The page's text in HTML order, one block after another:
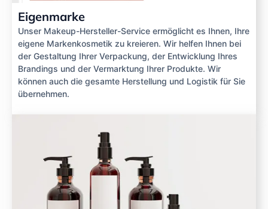
Eigenmarke
Unser Makeup-Hersteller-Service ermöglicht es Ihnen, Ihre
eigene Markenkosmetik zu kreieren. Wir helfen Ihnen bei
der Gestaltung Ihrer Verpackung, der Entwicklung Ihres
Brandings und der Vermarktung Ihrer Produkte. Wir
können auch die gesamte Herstellung und Logistik für Sie
übernehmen.